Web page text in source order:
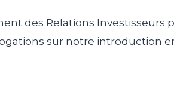
des Relations Investisseurs
sur notre introduction